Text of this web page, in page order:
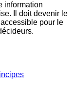
information
Il doit devenir le
pour le